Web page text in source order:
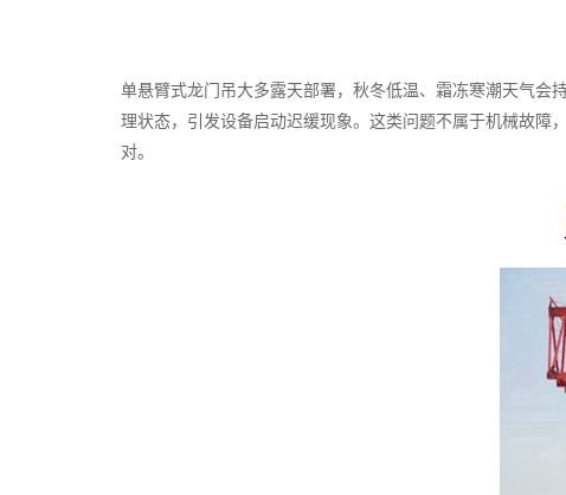
单悬臂式龙门吊大多露天部署，秋冬低温、霜冻寒潮天气会
理状态，引发设备启动迟缓现象。这类问题不属于机械故障
对。